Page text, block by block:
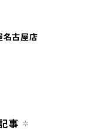
名古屋店
事